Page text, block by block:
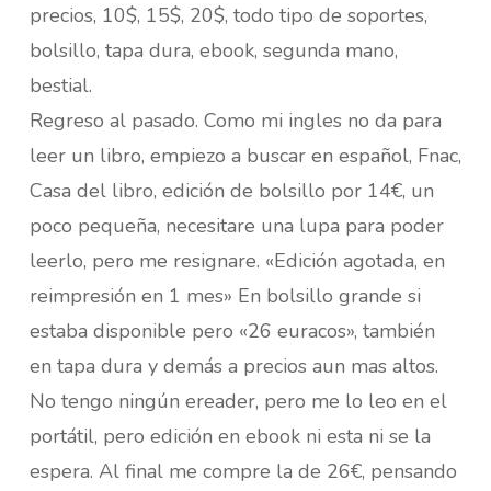
precios, 10$, 15$, 20$, todo tipo de soportes,
bolsillo, tapa dura, ebook, segunda mano,
bestial.
Regreso al pasado. Como mi ingles no da para
leer un libro, empiezo a buscar en español, Fnac,
Casa del libro, edición de bolsillo por 14€, un
poco pequeña, necesitare una lupa para poder
leerlo, pero me resignare. «Edición agotada, en
reimpresión en 1 mes» En bolsillo grande si
estaba disponible pero «26 euracos», también
en tapa dura y demás a precios aun mas altos.
No tengo ningún ereader, pero me lo leo en el
portátil, pero edición en ebook ni esta ni se la
espera. Al final me compre la de 26€, pensando